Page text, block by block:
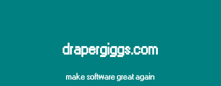
drapergiggs.com
make software great again